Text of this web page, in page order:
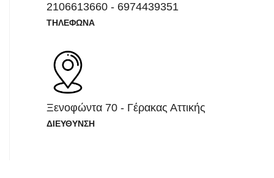
2106613660 - 6974439351
ΤΗΛΕΦΩΝΑ
Ξενοφώντα 70 - Γέρακας Αττικής
ΔΙΕΥΘΥΝΣΗ